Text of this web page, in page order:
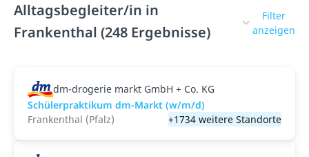
Alltagsbegleiter/in in
Frankenthal (248 Ergebnisse)
Filter
anzeigen
dm-drogerie markt GmbH + Co. KG
Schülerpraktikum dm-Markt (w/m/d)
Frankenthal (Pfalz)
+1734 weitere Standorte